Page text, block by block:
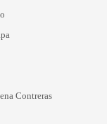
Contreras